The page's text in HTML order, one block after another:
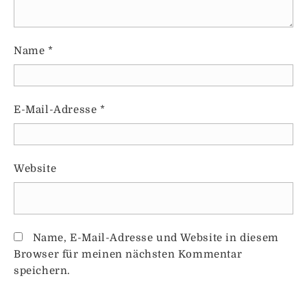
Name *
E-Mail-Adresse *
Website
Name, E-Mail-Adresse und Website in diesem
Browser für meinen nächsten Kommentar
speichern.